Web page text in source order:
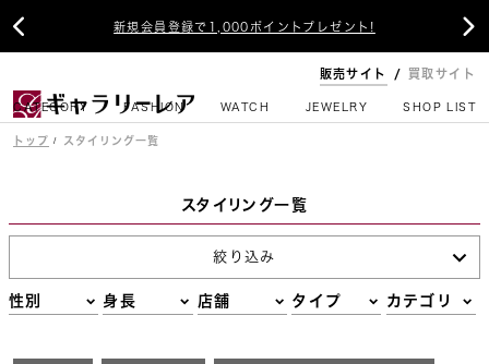
新規会員登録で1,000ポイントプレゼント!
 
販売サイト 買取サイト
CATEGORY FASHION WATCH JEWELRY SHOP LIST
トップ スタイリング一覧
スタイリング一覧
絞り込み
性別 身長 店舗 タイプ カテゴリ